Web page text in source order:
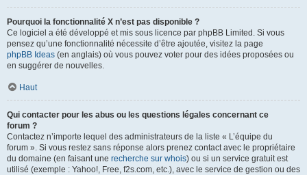
Pourquoi la fonctionnalité X n’est pas disponible ?
Ce logiciel a été développé et mis sous licence par phpBB Limited. Si vous
pensez qu’une fonctionnalité nécessite d’être ajoutée, visitez la page
phpBB Ideas (en anglais) où vous pouvez voter pour des idées proposées ou
en suggérer de nouvelles.
Haut
Qui contacter pour les abus ou les questions légales concernant ce
forum ?
Contactez n’importe lequel des administrateurs de la liste « L’équipe du
forum ». Si vous restez sans réponse alors prenez contact avec le propriétaire
du domaine (en faisant une recherche sur whois) ou si un service gratuit est
utilisé (exemple : Yahoo!, Free, f2s.com, etc.), avec le service de gestion ou des